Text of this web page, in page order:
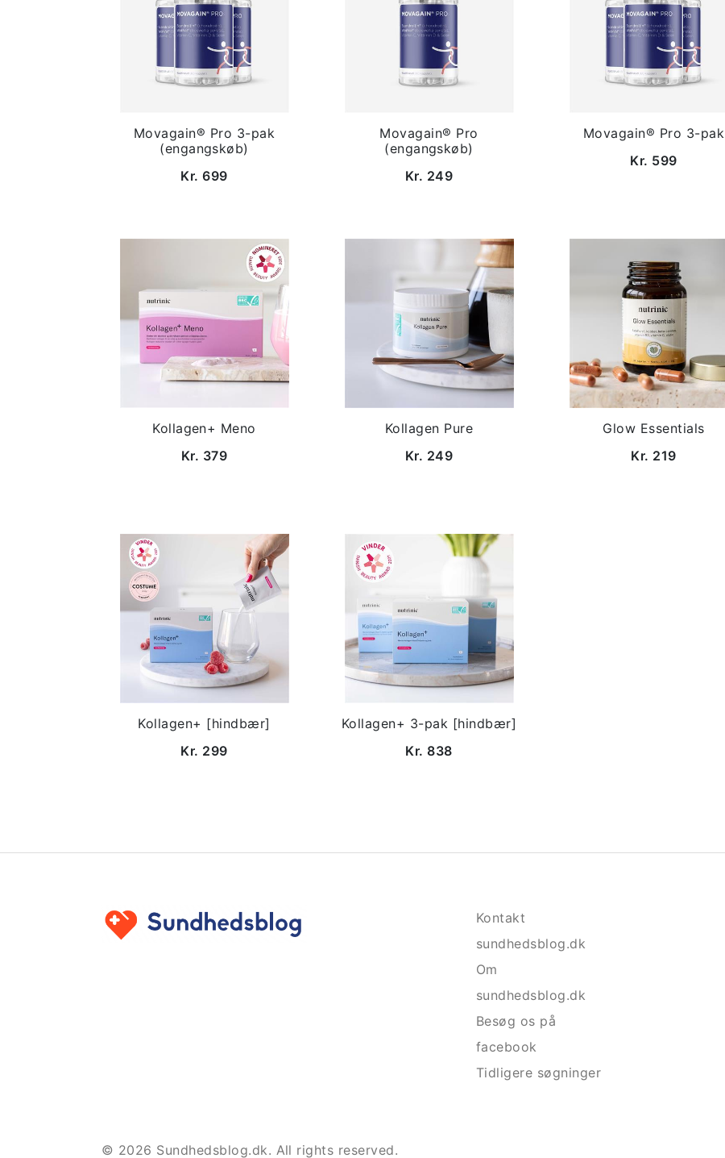
Movagain® Pro 3-pak
(engangskøb)
Kr. 699
Movagain® Pro
(engangskøb)
Kr. 249
Movagain® Pro 3-pak
Kr. 599
Kollagen+ Meno
Kr. 379
Kollagen Pure
Kr. 249
Glow Essentials
Kr. 219
Kollagen+ [hindbær]
Kr. 299
Kollagen+ 3-pak [hindbær]
Kr. 838
Kontakt
sundhedsblog.dk
Om
sundhedsblog.dk
Besøg os på
facebook
Tidligere søgninger
© 2026 Sundhedsblog.dk. All rights reserved.